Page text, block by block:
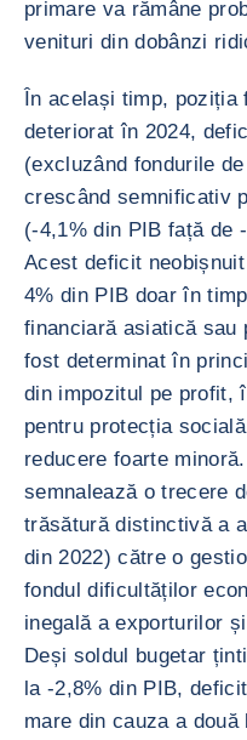
primare va rămâne
venituri din dobânzi
În același timp, poziția
deteriorat în 2024,
(excluzând fondurile
crescând semnificativ
(-4,1% din PIB față de
Acest deficit
4% din PIB doar în
financiară asiatică sau
fost determinat în
din impozitul pe profit,
pentru protecția
reducere foarte
semnalează o trecere
trăsătură distinctivă a
din 2022) către o
fondul dificultăților
inegală a exporturilor
Deși soldul bugetar
la -2,8% din PIB,
mare din cauza a